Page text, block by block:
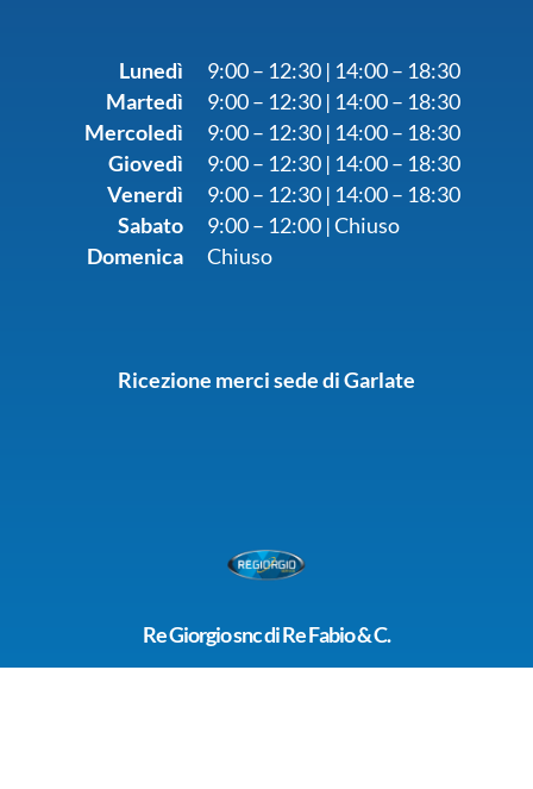
Re Giorgio snc di Re Fabio & C.
Lunedì
Martedì
Mercoledì
Giovedì
Venerdì
Sabato
Domenica
9:00 – 12:30 | 14:00 – 18:30
9:00 – 12:30 | 14:00 – 18:30
9:00 – 12:30 | 14:00 – 18:30
9:00 – 12:30 | 14:00 – 18:30
9:00 – 12:30 | 14:00 – 18:30
9:00 – 12:00 | Chiuso
Chiuso
Ricezione merci sede di Garlate